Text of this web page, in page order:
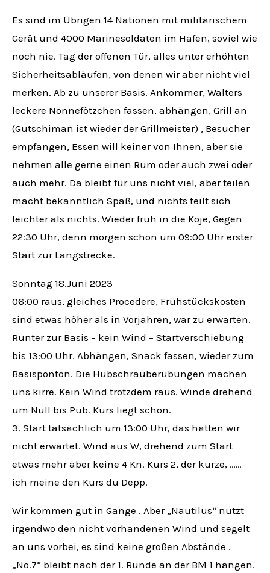
Es sind im Übrigen 14 Nationen mit militärischem
Gerät und 4000 Marinesoldaten im Hafen, soviel wie
noch nie. Tag der offenen Tür, alles unter erhöhten
Sicherheitsabläufen, von denen wir aber nicht viel
merken. Ab zu unserer Basis. Ankommer, Walters
leckere Nonnefötzchen fassen, abhängen, Grill an
(Gutschiman ist wieder der Grillmeister) , Besucher
empfangen, Essen will keiner von Ihnen, aber sie
nehmen alle gerne einen Rum oder auch zwei oder
auch mehr. Da bleibt für uns nicht viel, aber teilen
macht bekanntlich Spaß, und nichts teilt sich
leichter als nichts. Wieder früh in die Koje, Gegen
22:30 Uhr, denn morgen schon um 09:00 Uhr erster
Start zur Langstrecke.
Sonntag 18.Juni 2023
06:00 raus, gleiches Procedere, Frühstückskosten
sind etwas höher als in Vorjahren, war zu erwarten.
Runter zur Basis – kein Wind – Startverschiebung
bis 13:00 Uhr. Abhängen, Snack fassen, wieder zum
Basisponton. Die Hubschrauberübungen machen
uns kirre. Kein Wind trotzdem raus. Winde drehend
um Null bis Pub. Kurs liegt schon.
3. Start tatsächlich um 13:00 Uhr, das hätten wir
nicht erwartet. Wind aus W, drehend zum Start
etwas mehr aber keine 4 Kn. Kurs 2, der kurze, ……
ich meine den Kurs du Depp.
Wir kommen gut in Gange . Aber „Nautilus“ nutzt
irgendwo den nicht vorhandenen Wind und segelt
an uns vorbei, es sind keine großen Abstände .
„No.7“ bleibt nach der 1. Runde an der BM 1 hängen.